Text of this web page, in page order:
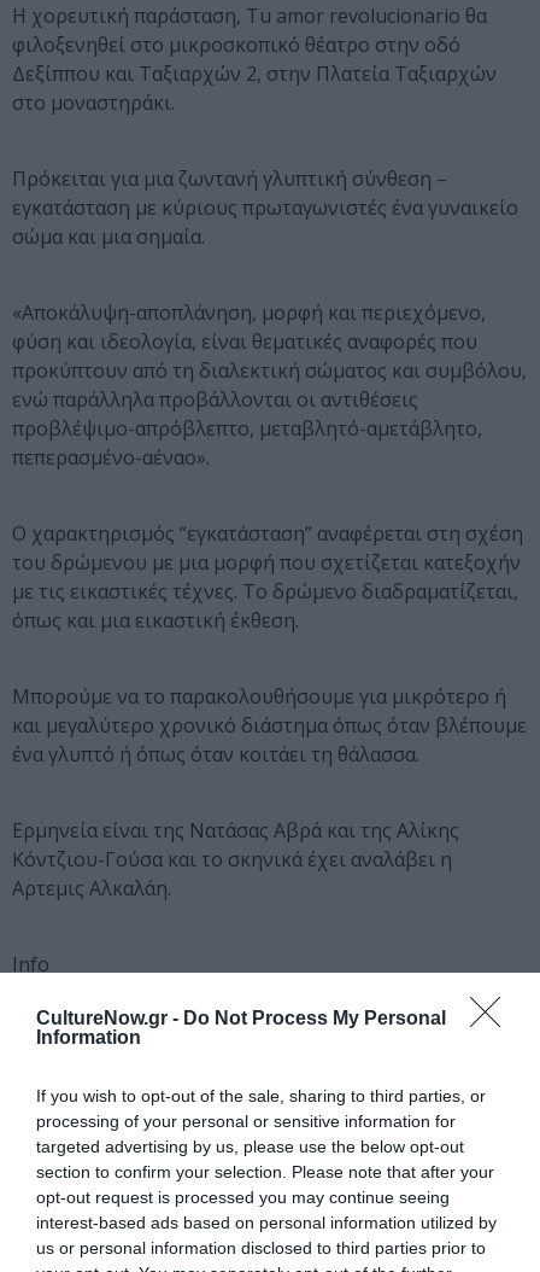
CultureNow.gr - Do Not Process My Personal
Information
If you wish to opt-out of the sale, sharing to third parties, or
processing of your personal or sensitive information for
targeted advertising by us, please use the below opt-out
section to confirm your selection. Please note that after your
opt-out request is processed you may continue seeing
interest-based ads based on personal information utilized by
us or personal information disclosed to third parties prior to
Η χορευτική παράσταση, Τu amor revolucionario θα
φιλοξενηθεί στο μικροσκοπικό θέατρο στην οδό
Δεξίππου και Ταξιαρχών 2, στην Πλατεία Ταξιαρχών
στο μοναστηράκι.
Πρόκειται για μια ζωντανή γλυπτική σύνθεση –
εγκατάσταση με κύριους πρωταγωνιστές ένα γυναικείο
σώμα και μια σημαία.
«Αποκάλυψη-αποπλάνηση, μορφή και περιεχόμενο,
φύση και ιδεολογία, είναι θεματικές αναφορές που
προκύπτουν από τη διαλεκτική σώματος και συμβόλου,
ενώ παράλληλα προβάλλονται οι αντιθέσεις
προβλέψιμο-απρόβλεπτο, μεταβλητό-αμετάβλητο,
πεπερασμένο-αέναο».
Ο χαρακτηρισμός “εγκατάσταση” αναφέρεται στη σχέση
του δρώμενου με μια μορφή που σχετίζεται κατεξοχήν
με τις εικαστικές τέχνες. Το δρώμενο διαδραματίζεται,
όπως και μια εικαστική έκθεση.
Μπορούμε να το παρακολουθήσουμε για μικρότερο ή
και μεγαλύτερο χρονικό διάστημα όπως όταν βλέπουμε
ένα γλυπτό ή όπως όταν κοιτάει τη θάλασσα.
Ερμηνεία είναι της Νατάσας Αβρά και της Αλίκης
Κόντζιου-Γούσα και το σκηνικά έχει αναλάβει η
Αρτεμις Αλκαλάη.
Info
Μικροσκοπικό Θέατρο
Δεξίππου και Ταξιαρχών 2
Eίσοδος ελεύθερη
Ακολουθήστε το Culturenow.gr στο
Google News
μάθετε πρώτοι όλες τις ειδήσεις
Δείτε όλα τατελευταία νέαγια την Τέχνη και τον